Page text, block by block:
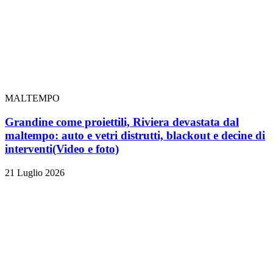
MALTEMPO
Grandine come proiettili, Riviera devastata dal
maltempo: auto e vetri distrutti, blackout e decine di
interventi(Video e foto)
21 Luglio 2026